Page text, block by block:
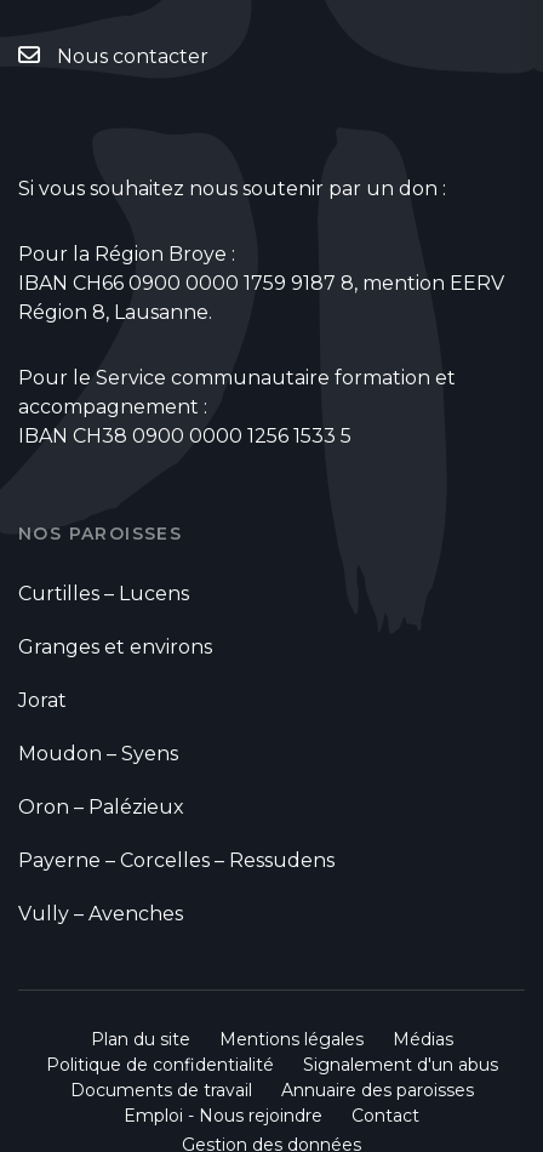
Nous contacter
Si vous souhaitez nous soutenir par un don :
Pour la Région Broye :
IBAN CH66 0900 0000 1759 9187 8, mention EERV
Région 8, Lausanne.
Pour le Service communautaire formation et
accompagnement :
IBAN CH38 0900 0000 1256 1533 5
NOS PAROISSES
Curtilles – Lucens
Granges et environs
Jorat
Moudon – Syens
Oron – Palézieux
Payerne – Corcelles – Ressudens
Vully – Avenches
Plan du site Mentions légales
Médias
Politique de confidentialité
Signalement d'un abus
Documents de travail
Annuaire des paroisses
Emploi - Nous rejoindre
Contact
Gestion des données